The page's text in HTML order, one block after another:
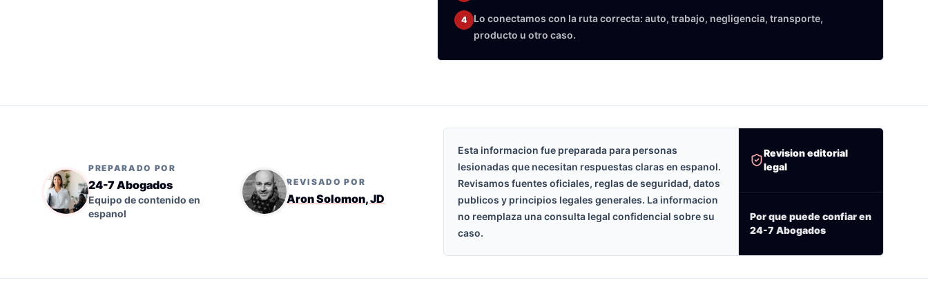
4
Lo conectamos con la ruta correcta: auto, trabajo, negligencia, transporte,
producto u otro caso.
PREPARADO POR
24-7 Abogados
Equipo de contenido en
espanol
REVISADO POR
Aron Solomon, JD
Esta informacion fue preparada para personas
lesionadas que necesitan respuestas claras en espanol.
Revisamos fuentes oficiales, reglas de seguridad, datos
publicos y principios legales generales. La informacion
no reemplaza una consulta legal confidencial sobre su
caso.
Revision editorial
legal
Por que puede confiar en
24-7 Abogados